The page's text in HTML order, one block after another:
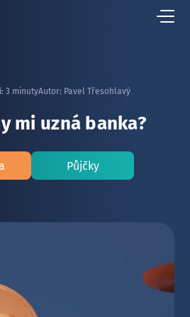
3 minutyAutor: Pavel Třesohlavý
mi uzná banka?
Půjčky